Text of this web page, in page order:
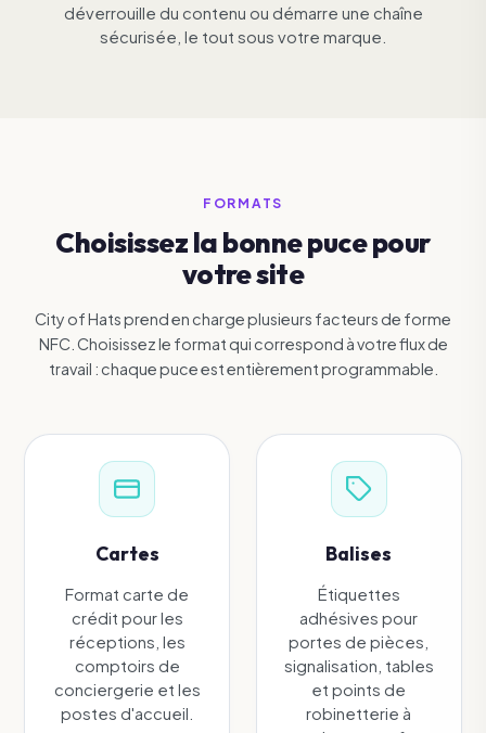
déverrouille du contenu ou démarre une chaîne
sécurisée, le tout sous votre marque.
FORMATS
Choisissez la bonne puce pour
votre site
City of Hats prend en charge plusieurs facteurs de forme
NFC. Choisissez le format qui correspond à votre flux de
travail : chaque puce est entièrement programmable.
Cartes
Format carte de
crédit pour les
réceptions, les
comptoirs de
conciergerie et les
postes d'accueil.
Balises
Étiquettes
adhésives pour
portes de pièces,
signalisation, tables
et points de
robinetterie à